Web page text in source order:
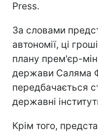
Press.
За словами
автономії, ці
плану прем'єр-
держави Саляма
передбачається
державні
Крім того,